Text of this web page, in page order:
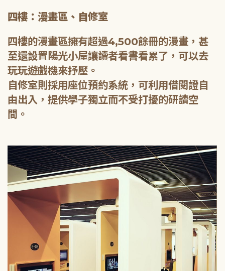
四樓：漫畫區、自修室
四樓的漫畫區擁有超過4,500餘冊的漫畫，甚
至還設置陽光小屋讓讀者看書看累了，可以去
玩玩遊戲機來抒壓。
自修室則採用座位預約系統，可利用借閱證自
由出入，提供學子獨立而不受打擾的研讀空
間。